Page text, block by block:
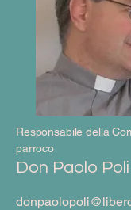
Responsabile della
parroco
Don Paolo Poli